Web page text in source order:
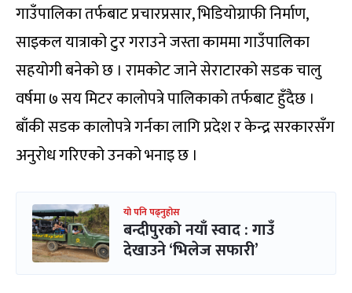
गाउँपालिका तर्फबाट प्रचारप्रसार, भिडियोग्राफी निर्माण,
साइकल यात्राको टुर गराउने जस्ता काममा गाउँपालिका
सहयोगी बनेको छ । रामकोट जाने सेराटारको सडक चालु
वर्षमा ७ सय मिटर कालोपत्रे पालिकाको तर्फबाट हुँदैछ ।
बाँकी सडक कालोपत्रे गर्नका लागि प्रदेश र केन्द्र सरकारसँग
अनुरोध गरिएको उनको भनाइ छ ।
यो पनि पढ्नुहोस
बन्दीपुरको नयाँ स्वाद : गाउँ
देखाउने ‘भिलेज सफारी’